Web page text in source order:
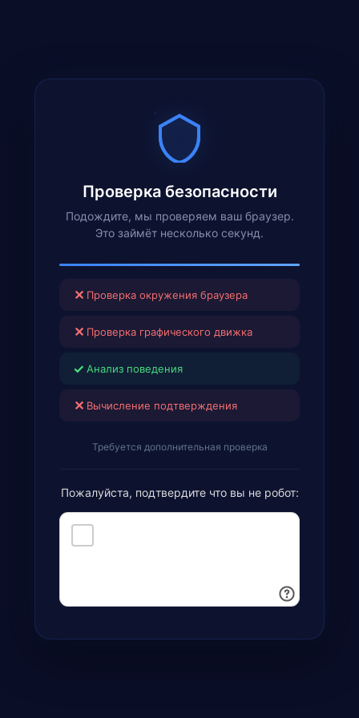
Проверка безопасности
Подождите, мы проверяем ваш браузер.
Это займёт несколько секунд.
✕ Проверка окружения браузера
✕ Проверка графического движка
✓ Анализ поведения
✕ Вычисление подтверждения
Требуется дополнительная проверка
Пожалуйста, подтвердите что вы не робот: